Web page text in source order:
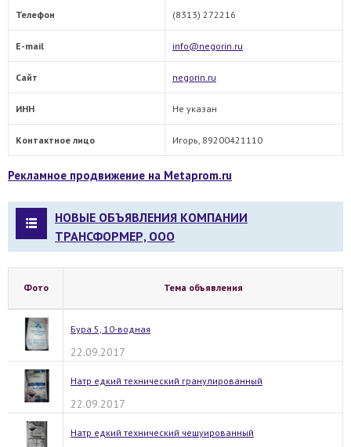
Телефон (8313) 272216
E-mail info@negorin.ru
Сайт negorin.ru
ИНН Не указан
Контактное лицо Игорь, 89200421110
Рекламное продвижение на Metaprom.ru
НОВЫЕ ОБЪЯВЛЕНИЯ КОМПАНИИ
ТРАНСФОРМЕР, ООО
Фото Тема объявления
Бура 5, 10-водная
22.09.2017
Натр едкий технический гранулированный
22.09.2017
Натр едкий технический чешуированный